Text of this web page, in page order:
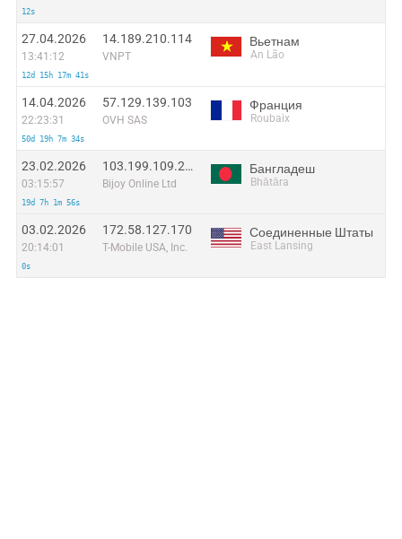
12s
27.04.2026
13:41:12
12d 15h 17m 41s
14.189.210.114
VNPT
Вьетнам
An Lão
14.04.2026
22:23:31
50d 19h 7m 34s
57.129.139.103
OVH SAS
Франция
Roubaix
23.02.2026
03:15:57
19d 7h 1m 56s
103.199.109.210
Bijoy Online Ltd
Бангладеш
Bhātāra
03.02.2026
20:14:01
0s
172.58.127.170
T-Mobile USA, Inc.
Соединенные Штаты
East Lansing